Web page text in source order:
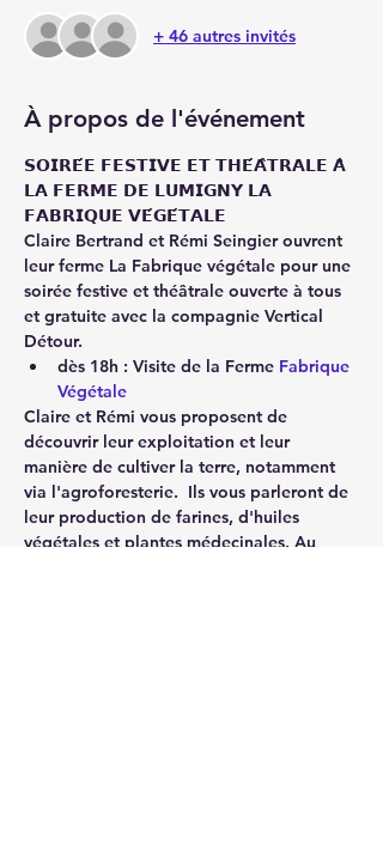
+ 46 autres invités
À propos de l'événement
𝗦𝗢𝗜𝗥𝗘́𝗘 𝗙𝗘𝗦𝗧𝗜𝗩𝗘 𝗘𝗧 𝗧𝗛𝗘́𝗔̂𝗧𝗥𝗔𝗟𝗘 𝗔̀
𝗟𝗔 𝗙𝗘𝗥𝗠𝗘 𝗗𝗘 𝗟𝗨𝗠𝗜𝗚𝗡𝗬 𝗟𝗔
𝗙𝗔𝗕𝗥𝗜𝗤𝗨𝗘 𝗩𝗘́𝗚𝗘́𝗧𝗔𝗟𝗘
Claire Bertrand et Rémi Seingier ouvrent
leur ferme La Fabrique végétale pour une
soirée festive et théâtrale ouverte à tous
et gratuite avec la compagnie Vertical
Détour.
dès 18h : Visite de la Ferme Fabrique
Végétale
Claire et Rémi vous proposent de
découvrir leur exploitation et leur
manière de cultiver la terre, notamment
via l'agroforesterie.  Ils vous parleront de
leur production de farines, d'huiles
végétales et plantes médecinales. Au